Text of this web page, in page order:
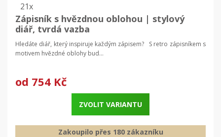
21x
Zápisník s hvězdnou oblohou | stylový
diář, tvrdá vazba
Hledáte diář, který inspiruje každým zápisem? S retro zápisníkem s
motivem hvězdné oblohy bud...
od 754 Kč
ZVOLIT VARIANTU
Zakoupilo přes 180 zákazníku